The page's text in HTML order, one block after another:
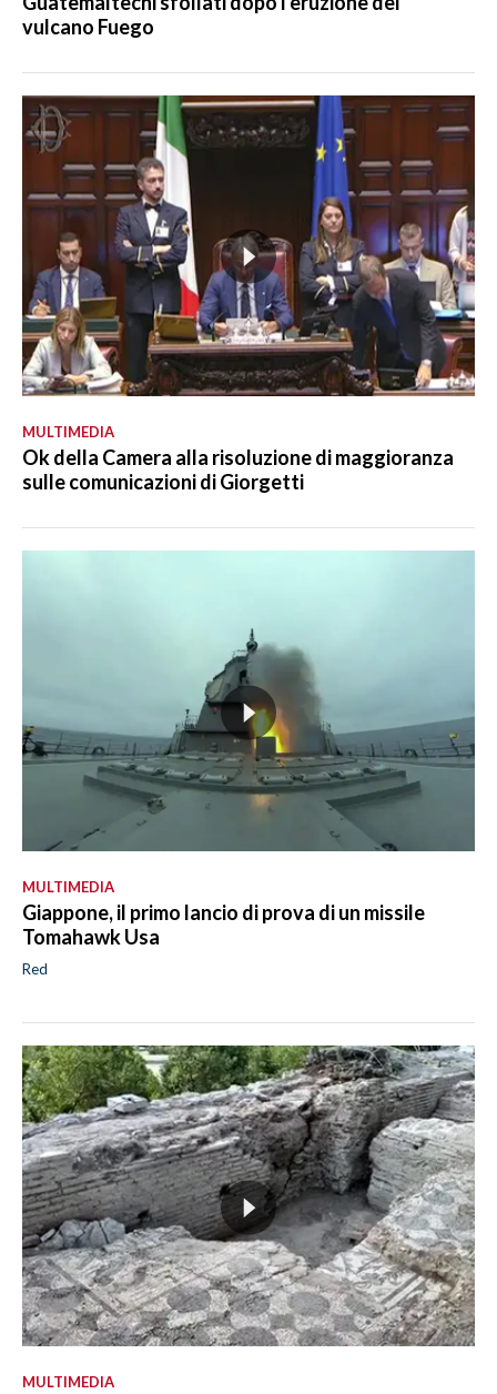
vulcano Fuego
MULTIMEDIA
Ok della Camera alla risoluzione di maggioranza
sulle comunicazioni di Giorgetti
MULTIMEDIA
Giappone, il primo lancio di prova di un missile
Tomahawk Usa
Red
MULTIMEDIA